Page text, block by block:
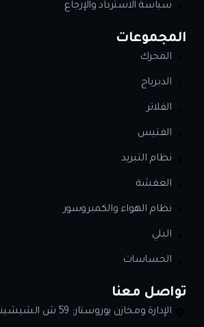
سياسة الاسترداد والإرجاع
المجموعات
المحرك
الدبرياج
الفلاتر
الفتيس
نظام التبريد
العفشة
نظام الهواء والكمبروسور
البلي
الحساسات
تواصل معنا
الإدارة ومخازن يوروستار: 59 ش الشيشيني، شبرا، القاهرة